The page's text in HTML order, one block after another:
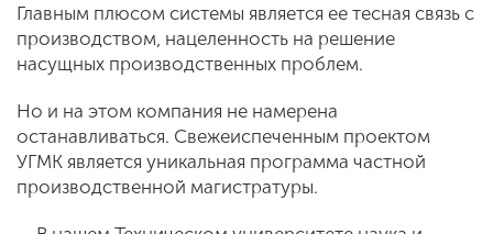
Главным плюсом системы является ее тесная связь с
производством, нацеленность на решение
насущных производственных проблем.
Но и на этом компания не намерена
останавливаться. Свежеиспеченным проектом
УГМК является уникальная программа частной
производственной магистратуры.